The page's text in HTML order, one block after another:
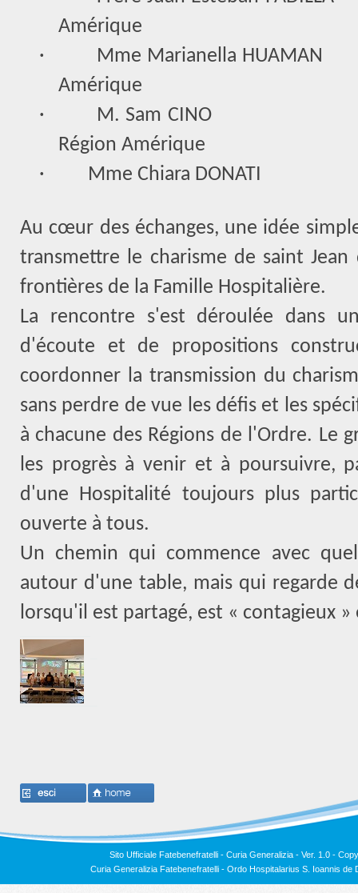
Amérique
·
Mme Marianella HUAMAN
Amérique
·
M. Sam CINO
Région Amérique
·
Mme Chiara DONATI
Au cœur des échanges, une idée
transmettre le charisme de saint
frontières de la Famille Hospitalière.
La rencontre s'est déroulée dans
d'écoute et de propositions
coordonner la transmission du
sans perdre de vue les défis et les
à chacune des Régions de l'Ordre. Le
les progrès à venir et à poursuivre,
d'une Hospitalité toujours plus
ouverte à tous.
Un chemin qui commence avec
autour d'une table, mais qui regarde
lorsqu'il est partagé, est « contagieux »
Sito Ufficiale Fatebenefratelli - Curia Generalizia - Ver. 1.0 -
Curia Generalizia Fatebenefratelli - Ordo Hospitalarius S. Ioannis